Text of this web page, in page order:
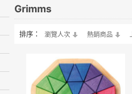
Grimms
排序： 瀏覽人次 熱銷商品